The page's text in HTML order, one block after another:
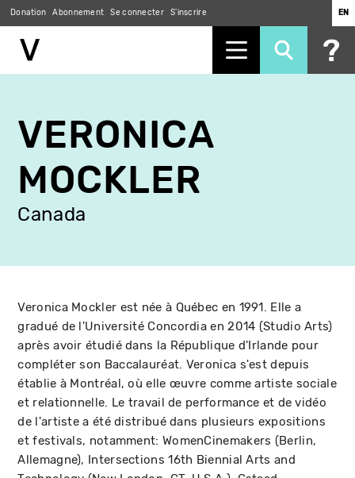
contenu
principal
Donation Abonnement Se connecter S'inscrire EN
VERONICA
MOCKLER
Canada
Veronica Mockler est née à Québec en 1991. Elle a
gradué de l'Université Concordia en 2014 (Studio Arts)
après avoir étudié dans la République d'Irlande pour
compléter son Baccalauréat. Veronica s'est depuis
établie à Montréal, où elle œuvre comme artiste sociale
et relationnelle. Le travail de performance et de vidéo
de l'artiste a été distribué dans plusieurs expositions
et festivals, notamment: WomenCinemakers (Berlin,
Allemagne), Intersections 16th Biennial Arts and